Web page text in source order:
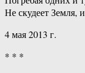
Не скудеет Земля,
4 мая 2013 г.
* * *